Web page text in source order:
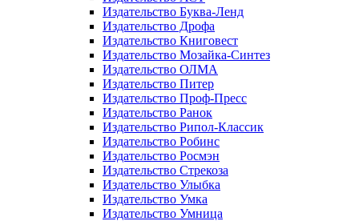
Издательство Буква-Ленд
Издательство Дрофа
Издательство Книговест
Издательство Мозайка-Синтез
Издательство ОЛМА
Издательство Питер
Издательство Проф-Пресс
Издательство Ранок
Издательство Рипол-Классик
Издательство Робинс
Издательство Росмэн
Издательство Стрекоза
Издательство Улыбка
Издательство Умка
Издательство Умница